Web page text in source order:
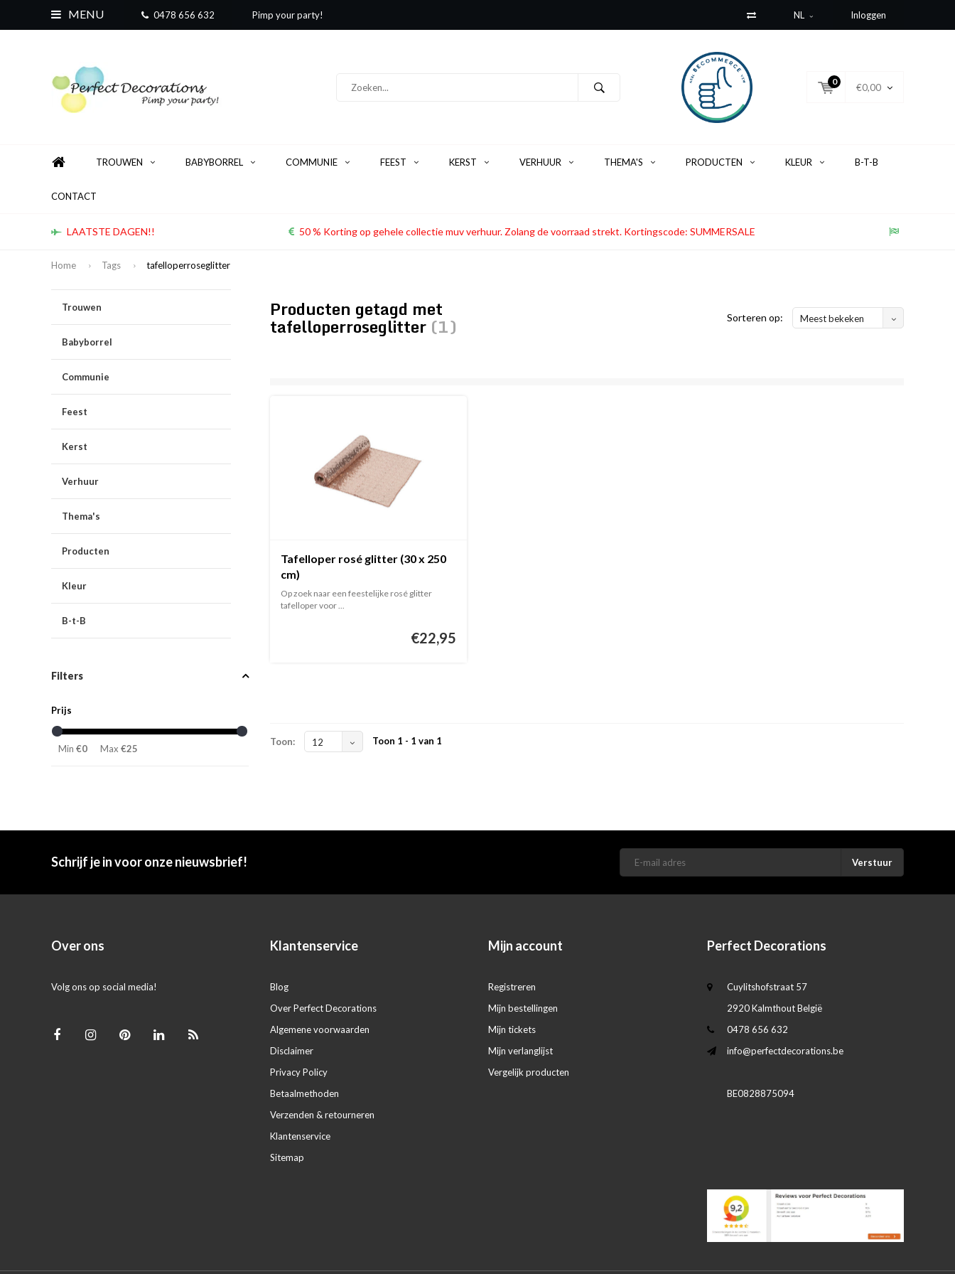
MENU 0478 656 632 Pimp your party! NL Inloggen
0
€0,00
TROUWEN BABYBORREL COMMUNIE FEEST KERST VERHUUR THEMA'S PRODUCTEN KLEUR B-T-B
CONTACT
LAATSTE DAGEN!! 50 % Korting op gehele collectie muv verhuur. Zolang de voorraad strekt. Kortingscode: SUMMERSALE
Home Tags tafelloperroseglitter
Trouwen
Babyborrel
Communie
Feest
Kerst
Verhuur
Thema's
Producten
Kleur
B-t-B
Filters
Prijs
Min €0 Max €25
Producten getagd met
tafelloperroseglitter (1) Sorteren op: Meest bekeken
Tafelloper rosé glitter (30 x 250
cm)
Op zoek naar een feestelijke rosé glitter
tafelloper voor ...
€22,95
Toon: 12 Toon 1 - 1 van 1
Schrijf je in voor onze nieuwsbrief! Verstuur
Over ons
Volg ons op social media!
Klantenservice
Blog
Over Perfect Decorations
Algemene voorwaarden
Disclaimer
Privacy Policy
Betaalmethoden
Verzenden & retourneren
Klantenservice
Sitemap
Mijn account
Registreren
Mijn bestellingen
Mijn tickets
Mijn verlanglijst
Vergelijk producten
Perfect Decorations
Cuylitshofstraat 57
2920 Kalmthout België
0478 656 632
info@perfectdecorations.be
BE0828875094